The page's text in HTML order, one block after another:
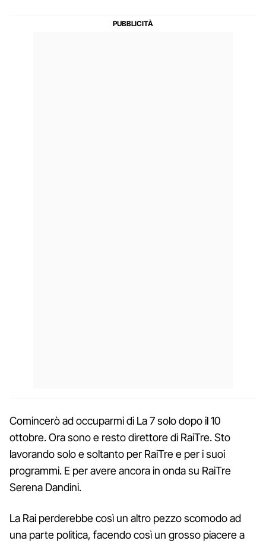
Comincerò ad occuparmi di La 7 solo dopo il 10
ottobre. Ora sono e resto direttore di RaiTre. Sto
lavorando solo e soltanto per RaiTre e per i suoi
programmi. E per avere ancora in onda su RaiTre
Serena Dandini.
La Rai perderebbe così un altro pezzo scomodo ad
una parte politica, facendo così un grosso piacere a